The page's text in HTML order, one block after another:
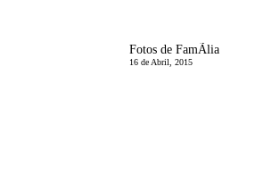
Fotos de FamÃ­lia
16 de Abril, 2015